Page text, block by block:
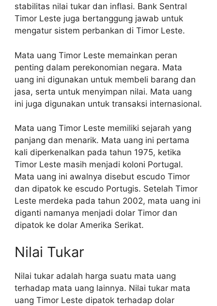
stabilitas nilai tukar dan inflasi. Bank Sentral
Timor Leste juga bertanggung jawab untuk
mengatur sistem perbankan di Timor Leste.
Mata uang Timor Leste memainkan peran
penting dalam perekonomian negara. Mata
uang ini digunakan untuk membeli barang dan
jasa, serta untuk menyimpan nilai. Mata uang
ini juga digunakan untuk transaksi internasional.
Mata uang Timor Leste memiliki sejarah yang
panjang dan menarik. Mata uang ini pertama
kali diperkenalkan pada tahun 1975, ketika
Timor Leste masih menjadi koloni Portugal.
Mata uang ini awalnya disebut escudo Timor
dan dipatok ke escudo Portugis. Setelah Timor
Leste merdeka pada tahun 2002, mata uang ini
diganti namanya menjadi dolar Timor dan
dipatok ke dolar Amerika Serikat.
Nilai Tukar
Nilai tukar adalah harga suatu mata uang
terhadap mata uang lainnya. Nilai tukar mata
uang Timor Leste dipatok terhadap dolar